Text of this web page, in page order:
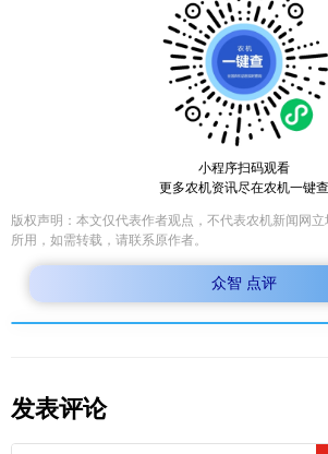
小程序扫码观看
更多农机资讯尽在农机一键查
版权声明：本文仅代表作者观点，不代表农机新闻网
所用，如需转载，请联系原作者。
众智 点评
发表评论